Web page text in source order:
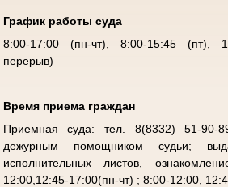
График работы суда
8:00-17:00 (пн-чт), 8:00-15:45 (пт),
перерыв)
Время приема граждан
Приемная суда: тел. 8(8332) 51-90-
дежурным помощником судьи;
исполнительных листов,
12:00,12:45-17:00(пн-чт) ; 8:00-12:00,